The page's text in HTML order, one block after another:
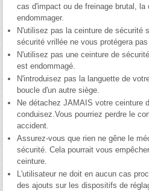
cas d'impact ou de freinage brutal, la
endommager.
N'utilisez pas la ceinture de sécurité
sécurité vrillée ne vous protégera
N'utilisez pas une ceinture de
est endommagé.
N'introduisez pas la languette de
boucle d'un autre siège.
Ne détachez JAMAIS votre ceinture
conduisez.Vous pourriez perdre le
accident.
Assurez-vous que rien ne gêne le
sécurité. Cela pourrait vous
ceinture.
L'utilisateur ne doit en aucun cas
des ajouts sur les dispositifs de